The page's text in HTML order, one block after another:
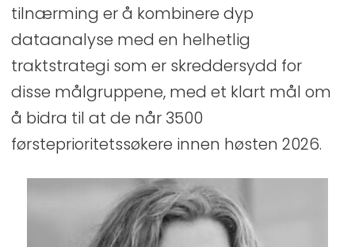
tilnærming er å kombinere dyp
dataanalyse med en helhetlig
traktstrategi som er skreddersydd for
disse målgruppene, med et klart mål om
å bidra til at de når 3500
førsteprioritetssøkere innen høsten 2026.